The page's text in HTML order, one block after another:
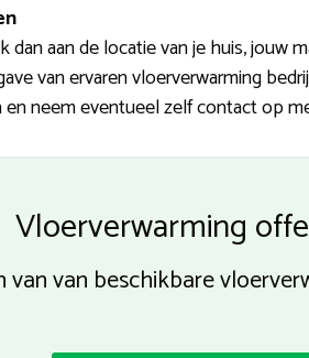
dan aan de locatie van je huis, jouw
van ervaren vloerverwarming
neem eventueel zelf contact op
Vloerverwarming
van van beschikbare